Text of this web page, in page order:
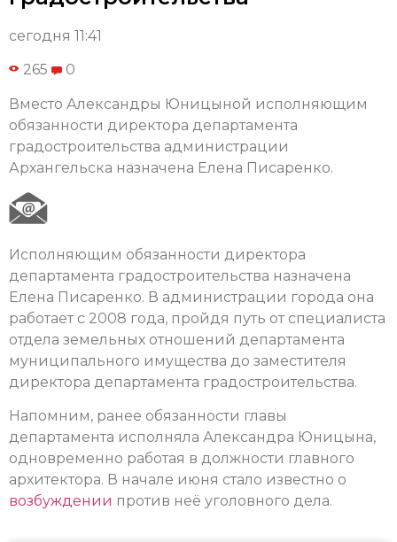
сегодня 11:41
265 0
Вместо Александры Юницыной исполняющим
обязанности директора департамента
градостроительства администрации
Архангельска назначена Елена Писаренко.
Исполняющим обязанности директора
департамента градостроительства назначена
Елена Писаренко. В администрации города она
работает с 2008 года, пройдя путь от специалиста
отдела земельных отношений департамента
муниципального имущества до заместителя
директора департамента градостроительства.
Напомним, ранее обязанности главы
департамента исполняла Александра Юницына,
одновременно работая в должности главного
архитектора. В начале июня стало известно о
возбуждении против неё уголовного дела.